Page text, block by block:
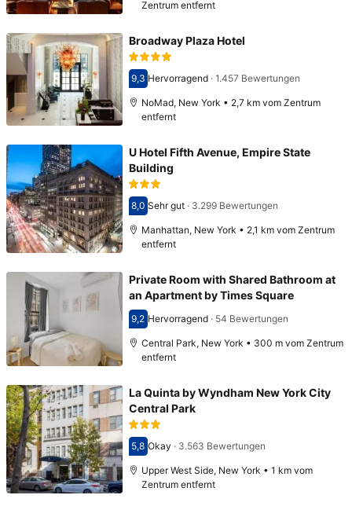
Zentrum entfernt
Broadway Plaza Hotel
Bewertet mit 9,3
9,3 Hervorragend· 1.457 Bewertungen
NoMad, New York • 2,7 km vom Zentrum
entfernt
U Hotel Fifth Avenue, Empire State
Building
Bewertet mit 8,0
8,0 Sehr gut· 3.299 Bewertungen
Manhattan, New York • 2,1 km vom Zentrum
entfernt
Private Room with Shared Bathroom at
an Apartment by Times Square
Bewertet mit 9,2
9,2 Hervorragend· 54 Bewertungen
Central Park, New York • 300 m vom Zentrum
entfernt
La Quinta by Wyndham New York City
Central Park
Bewertet mit 5,8
5,8 Okay · 3.563 Bewertungen
Upper West Side, New York • 1 km vom
Zentrum entfernt